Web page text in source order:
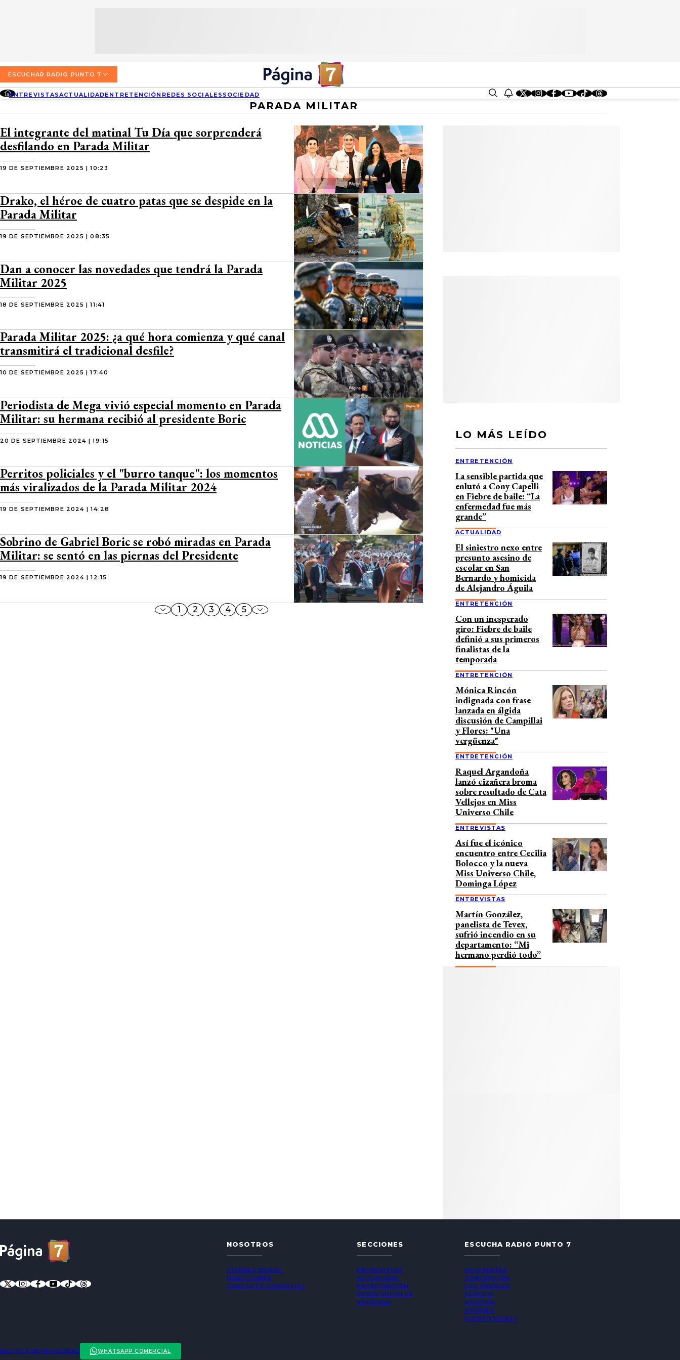
ACTUALIDAD
ENTRETENCIÓN
SOCIEDAD
CONCEPCIÓN
TEMUCO
VALDIVIA
PUERTO MONTT
QUIÉNES SOMOS
DIRECCIONES
CONTACTO COMERCIAL
TARIFAS POLÍTICAS PÁGINA 7
TARIFAS POLÍTICAS RADIO PUNTO 7
POLÍTICA DE PRIVACIDAD
ESCUCHAR RADIO PUNTO 7
ENTREVISTASACTUALIDADENTRETENCIÓN REDES SOCIALES SOCIEDAD
PARADA MILITAR
El integrante del matinal Tu Día que sorprenderá
desfilando en Parada Militar
19 DE SEPTIEMBRE 2025 | 10:23
Drako, el héroe de cuatro patas que se despide en la
Parada Militar
19 DE SEPTIEMBRE 2025 | 08:35
Dan a conocer las novedades que tendrá la Parada
Militar 2025
18 DE SEPTIEMBRE 2025 | 11:41
Parada Militar 2025: ¿a qué hora comienza y qué canal
transmitirá el tradicional desfile?
10 DE SEPTIEMBRE 2025 | 17:40
Periodista de Mega vivió especial momento en Parada
Militar: su hermana recibió al presidente Boric
20 DE SEPTIEMBRE 2024 | 19:15
Perritos policiales y el "burro tanque": los momentos
más viralizados de la Parada Militar 2024
19 DE SEPTIEMBRE 2024 | 14:28
Sobrino de Gabriel Boric se robó miradas en Parada
Militar: se sentó en las piernas del Presidente
19 DE SEPTIEMBRE 2024 | 12:15
1 2 3 4 5
LO MÁS LEÍDO
ENTRETENCIÓN
La sensible partida que
enlutó a Cony Capelli
en Fiebre de baile: “La
enfermedad fue más
grande”
ACTUALIDAD
El siniestro nexo entre
presunto asesino de
escolar en San
Bernardo y homicida
de Alejandro Águila
ENTRETENCIÓN
Con un inesperado
giro: Fiebre de baile
definió a sus primeros
finalistas de la
temporada
ENTRETENCIÓN
Mónica Rincón
indignada con frase
lanzada en álgida
discusión de Campillai
y Flores: "Una
vergüenza"
ENTRETENCIÓN
Raquel Argandoña
lanzó cizañera broma
sobre resultado de Cata
Vellejos en Miss
Universo Chile
ENTREVISTAS
Así fue el icónico
encuentro entre Cecilia
Bolocco y la nueva
Miss Universo Chile,
Dominga López
ENTREVISTAS
Martín González,
panelista de Tevex,
sufrió incendio en su
departamento: “Mi
hermano perdió todo”
NOSOTROS
QUIÉNES SOMOS
DIRECCIONES
CONTACTO COMERCIAL
SECCIONES
ENTREVISTAS
ACTUALIDAD
ENTRETENCIÓN
REDES SOCIALES
SOCIEDAD
ESCUCHA RADIO PUNTO 7
VALPARAÍSO
CONCEPCIÓN
LOS ÁNGELES
TEMUCO
VALDIVIA
OSORNO
PUERTO MONTT
POLÍTICA DE PRIVACIDAD WHATSAPP COMERCIAL